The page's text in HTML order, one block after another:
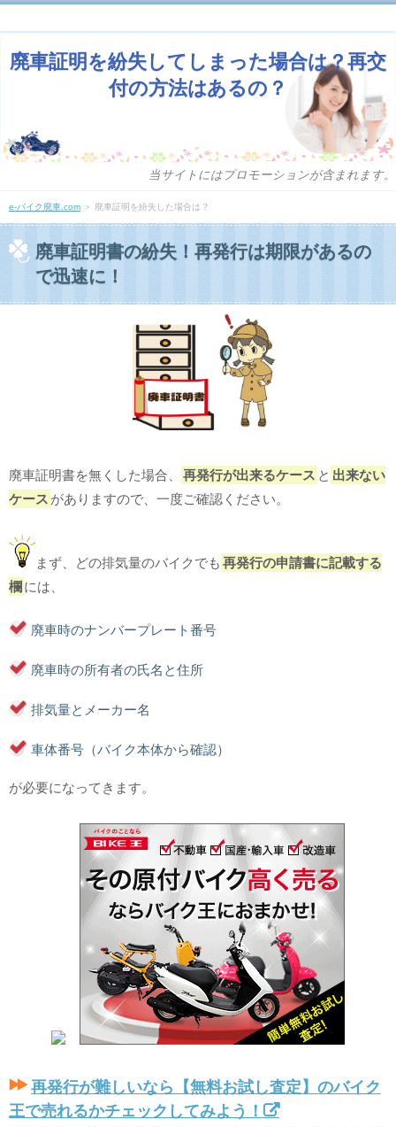
廃車証明を紛失してしまった場合は？再交
付の方法はあるの？
当サイトにはプロモーションが含まれます。
e-バイク廃車.com＞ 廃車証明を紛失した場合は？
廃車証明書の紛失！再発行は期限があるの
で迅速に！
廃車証明書を無くした場合、 再発行が出来るケース と 出来ない
ケース がありますので、一度ご確認ください。
まず、どの排気量のバイクでも 再発行の申請書に記載する
欄 には、
廃車時のナンバープレート番号
廃車時の所有者の氏名と住所
排気量とメーカー名
車体番号（バイク本体から確認）
が必要になってきます。
再発行が難しいなら【無料お試し査定】のバイク
王で売れるかチェックしてみよう！